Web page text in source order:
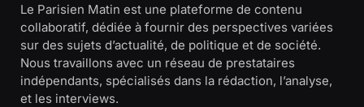
Le Parisien Matin est une plateforme de contenu
collaboratif, dédiée à fournir des perspectives variées
sur des sujets d’actualité, de politique et de société.
Nous travaillons avec un réseau de prestataires
indépendants, spécialisés dans la rédaction, l’analyse,
et les interviews.